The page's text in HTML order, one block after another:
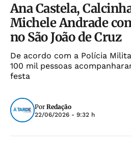
Ana Castela,
Michele Andrade
no São João de Cruz
De acordo com a Polícia
100 mil pessoas
festa
Por Redação
22/06/2026 - 9:32 h